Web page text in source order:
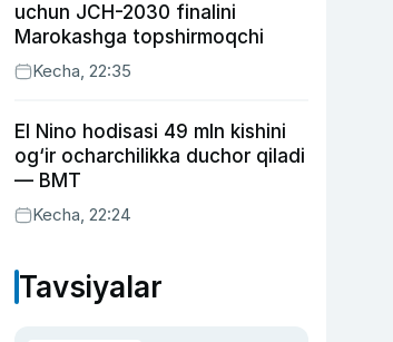
uchun JCH-2030 finalini
Marokashga topshirmoqchi
Kecha, 22:35
El Nino hodisasi 49 mln kishini
og‘ir ocharchilikka duchor qiladi
— BMT
Kecha, 22:24
Tavsiyalar